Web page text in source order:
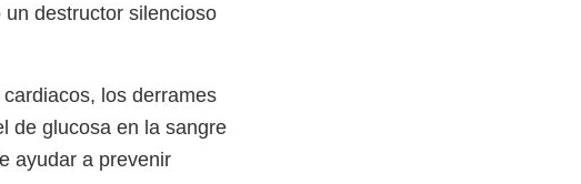
destructor silencioso
los derrames
de glucosa en la sangre
ayudar a prevenir